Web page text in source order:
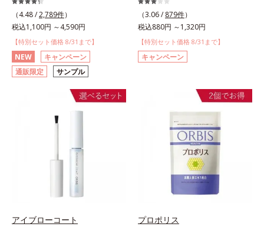
（4.48 /2,789件）
税込1,100円 ～4,590円
【特別セット価格 8/31まで】
NEW
キャンペーン
通販限定
サンプル
（3.06 / 879件）
税込880円 ～1,320円
【特別セット価格 8/31まで】
キャンペーン
アイブローコート プロポリス